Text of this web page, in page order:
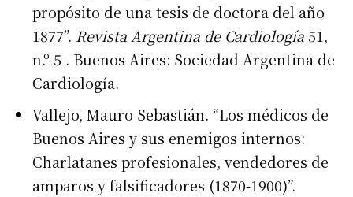
propósito de una tesis de doctora del año
1877”. Revista Argentina de Cardiología51,
n.º 5 . Buenos Aires: Sociedad Argentina de
Cardiología.
Vallejo, Mauro Sebastián. “Los médicos de
Buenos Aires y sus enemigos internos:
Charlatanes profesionales, vendedores de
amparos y falsificadores (1870-1900)”.